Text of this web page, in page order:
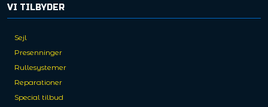
VI TILBYDER
Sejl
Presenninger
Rullesystemer
Reparationer
Special tilbud